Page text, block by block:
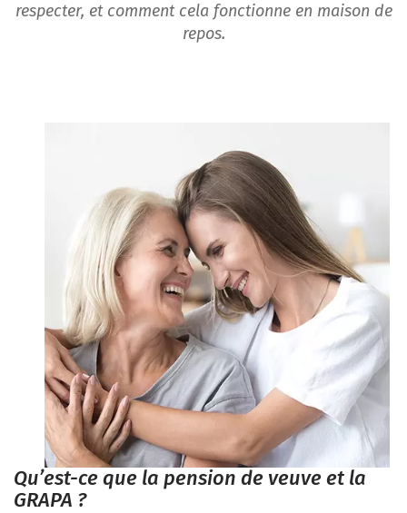
respecter, et comment cela fonctionne en maison de
repos.
Qu’est-ce que la pension de veuve et la
GRAPA ?